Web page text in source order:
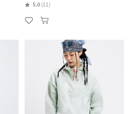
5.0 (11)